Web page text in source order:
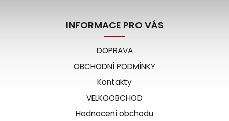
INFORMACE PRO VÁS
DOPRAVA
OBCHODNÍ PODMÍNKY
Kontakty
VELKOOBCHOD
Hodnocení obchodu